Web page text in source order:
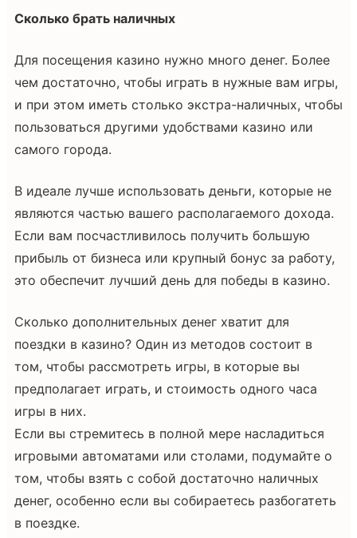
Сколько брать наличных
Для посещения казино нужно много денег. Более
чем достаточно, чтобы играть в нужные вам игры,
и при этом иметь столько экстра-наличных, чтобы
пользоваться другими удобствами казино или
самого города.
В идеале лучше использовать деньги, которые не
являются частью вашего располагаемого дохода.
Если вам посчастливилось получить большую
прибыль от бизнеса или крупный бонус за работу,
это обеспечит лучший день для победы в казино.
Сколько дополнительных денег хватит для
поездки в казино? Один из методов состоит в
том, чтобы рассмотреть игры, в которые вы
предполагает играть, и стоимость одного часа
игры в них.
Если вы стремитесь в полной мере насладиться
игровыми автоматами или столами, подумайте о
том, чтобы взять с собой достаточно наличных
денег, особенно если вы собираетесь разбогатеть
в поездке.